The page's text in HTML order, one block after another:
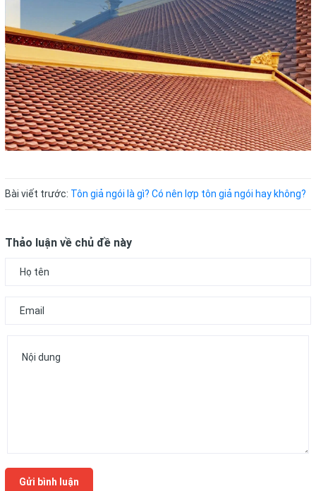
Bài viết trước: Tôn giả ngói là gì? Có nên lợp tôn giả ngói hay không?
Thảo luận về chủ đề này
Gửi bình luận